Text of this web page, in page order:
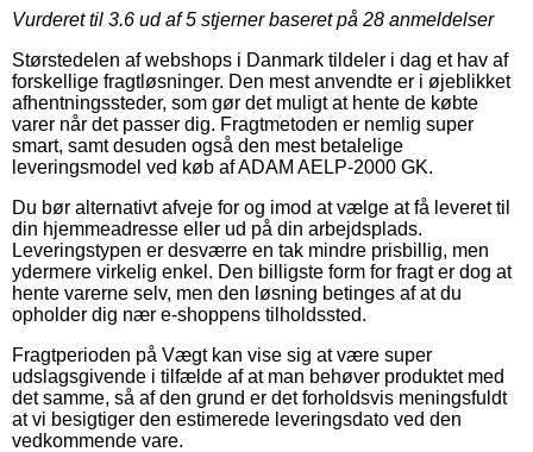
Vurderet til 3.6 ud af 5 stjerner baseret på 28 anmeldelser
Størstedelen af webshops i Danmark tildeler i dag et hav af
forskellige fragtløsninger. Den mest anvendte er i øjeblikket
afhentningssteder, som gør det muligt at hente de købte
varer når det passer dig. Fragtmetoden er nemlig super
smart, samt desuden også den mest betalelige
leveringsmodel ved køb af ADAM AELP-2000 GK.
Du bør alternativt afveje for og imod at vælge at få leveret til
din hjemmeadresse eller ud på din arbejdsplads.
Leveringstypen er desværre en tak mindre prisbillig, men
ydermere virkelig enkel. Den billigste form for fragt er dog at
hente varerne selv, men den løsning betinges af at du
opholder dig nær e-shoppens tilholdssted.
Fragtperioden på Vægt kan vise sig at være super
udslagsgivende i tilfælde af at man behøver produktet med
det samme, så af den grund er det forholdsvis meningsfuldt
at vi besigtiger den estimerede leveringsdato ved den
vedkommende vare.